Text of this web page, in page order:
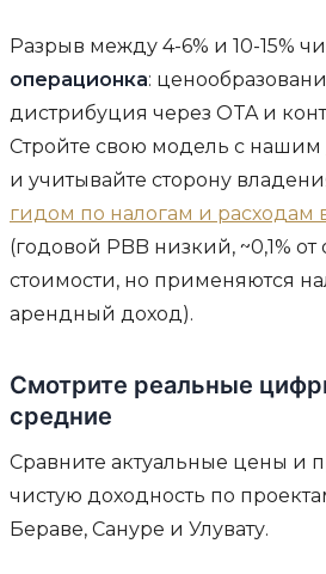
Разрыв между 4-6% и 10-15%
операционка:
дистрибуция через OTA и
Стройте свою модель с нашим
и учитывайте сторону
гидом по налогам и расходам
(годовой PBB низкий, ~0,1%
стоимости, но применяются
арендный доход).
Смотрите реальные
средние
Сравните актуальные цены и
чистую доходность по
Бераве, Сануре и Улувату.